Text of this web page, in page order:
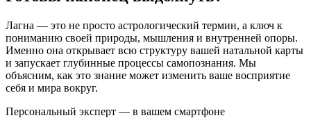
Лагна — это не просто астрологический термин, а ключ к
пониманию своей природы, мышления и внутренней опоры.
Именно она открывает всю структуру вашей натальной карты
и запускает глубинные процессы самопознания. Мы
объясним, как это знание может изменить ваше восприятие
себя и мира вокруг.
Персональный эксперт — в вашем смартфоне